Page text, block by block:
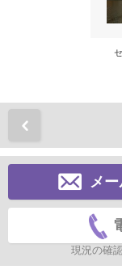
メ
現況の確